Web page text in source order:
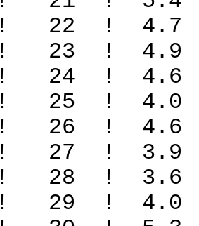
! 22 ! 4.7
! 23 ! 4.9
! 24 ! 4.6
! 25 ! 4.0
! 26 ! 4.6
! 27 ! 3.9
! 28 ! 3.6
! 29 ! 4.0